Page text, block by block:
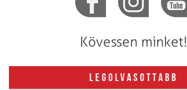
Kövessen minket!
LEGOLVASOTTABB